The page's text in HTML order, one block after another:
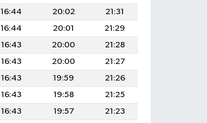
16:44 20:02
21:31
16:44 20:01
21:29
16:43 20:00
21:28
16:43 20:00
21:27
16:43 19:59
21:26
16:43 19:58
21:25
16:43 19:57
21:23